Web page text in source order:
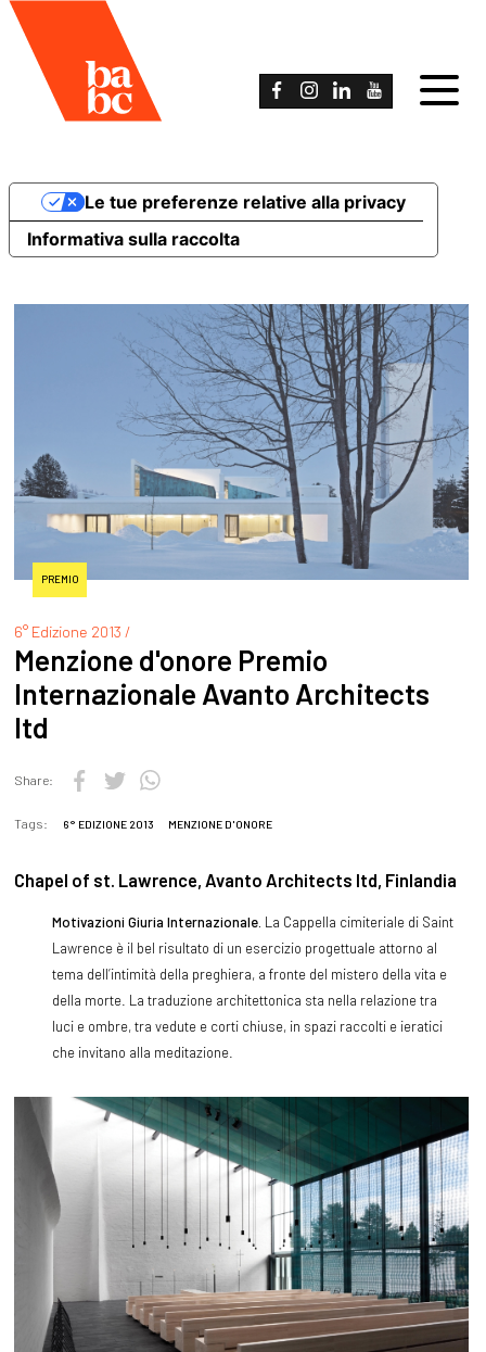
Informativa sulla raccolta
Le tue preferenze relative alla privacy
PREMIO
6° Edizione 2013 /
Menzione d'onore Premio
Internazionale Avanto Architects
ltd
Share:
Tags: 6° EDIZIONE 2013 MENZIONE D'ONORE
Chapel of st. Lawrence, Avanto Architects ltd, Finlandia
Motivazioni Giuria Internazionale. La Cappella cimiteriale di Saint
Lawrence è il bel risultato di un esercizio progettuale attorno al
tema dell’intimità della preghiera, a fronte del mistero della vita e
della morte. La traduzione architettonica sta nella relazione tra
luci e ombre, tra vedute e corti chiuse, in spazi raccolti e ieratici
che invitano alla meditazione.